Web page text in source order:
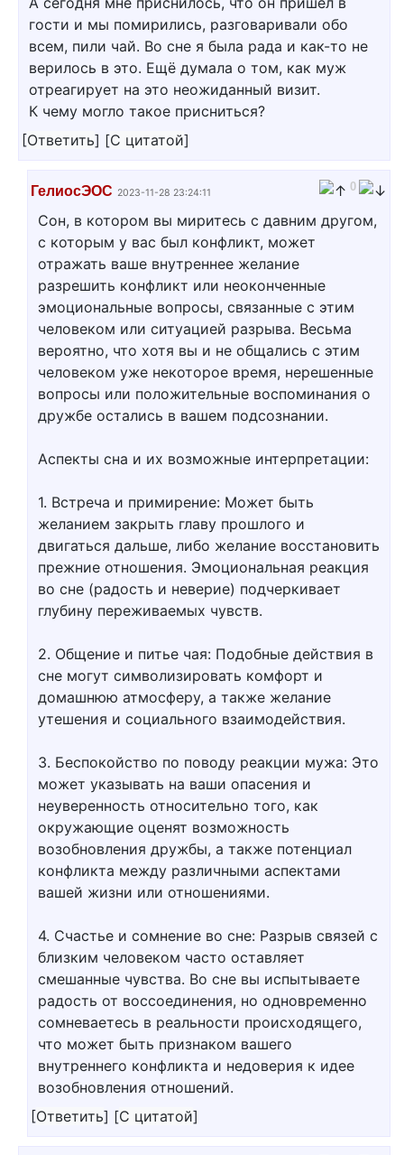
гости и мы помирились, разговаривали обо
всем, пили чай. Во сне я была рада и как-то не
верилось в это. Ещё думала о том, как муж
отреагирует на это неожиданный визит.
К чему могло такое присниться?
[Ответить] [С цитатой]
ГелиосЭОС 2023-11-28 23:24:11 0
Сон, в котором вы миритесь с давним другом,
с которым у вас был конфликт, может
отражать ваше внутреннее желание
разрешить конфликт или неоконченные
эмоциональные вопросы, связанные с этим
человеком или ситуацией разрыва. Весьма
вероятно, что хотя вы и не общались с этим
человеком уже некоторое время, нерешенные
вопросы или положительные воспоминания о
дружбе остались в вашем подсознании.
Аспекты сна и их возможные интерпретации:
1. Встреча и примирение: Может быть
желанием закрыть главу прошлого и
двигаться дальше, либо желание восстановить
прежние отношения. Эмоциональная реакция
во сне (радость и неверие) подчеркивает
глубину переживаемых чувств.
2. Общение и питье чая: Подобные действия в
сне могут символизировать комфорт и
домашнюю атмосферу, а также желание
утешения и социального взаимодействия.
3. Беспокойство по поводу реакции мужа: Это
может указывать на ваши опасения и
неуверенность относительно того, как
окружающие оценят возможность
возобновления дружбы, а также потенциал
конфликта между различными аспектами
вашей жизни или отношениями.
4. Счастье и сомнение во сне: Разрыв связей с
близким человеком часто оставляет
смешанные чувства. Во сне вы испытываете
радость от воссоединения, но одновременно
сомневаетесь в реальности происходящего,
что может быть признаком вашего
внутреннего конфликта и недоверия к идее
возобновления отношений.
[Ответить] [С цитатой]